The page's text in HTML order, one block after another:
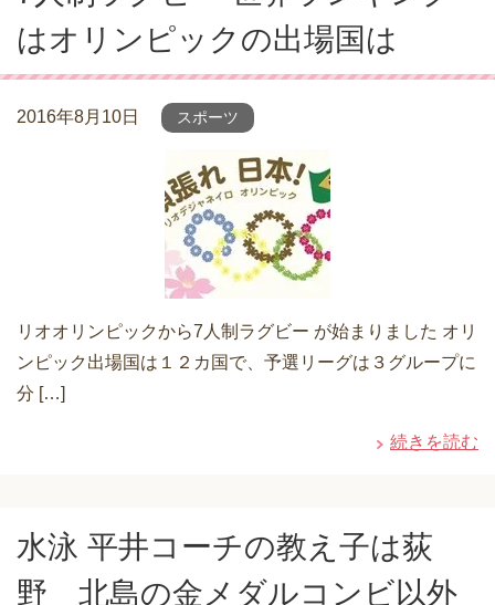
はオリンピックの出場国は
2016年8月10日 スポーツ
リオオリンピックから7人制ラグビー が始まりました オリ
ンピック出場国は１２カ国で、予選リーグは３グループに
分 […]
続きを読む
水泳 平井コーチの教え子は荻
野 北島の金メダルコンビ以外